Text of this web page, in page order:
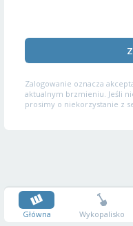
Zalogowanie oznacza
aktualnym brzmieniu. Jeśli
prosimy o niekorzystanie z
Główna Wykopalisko